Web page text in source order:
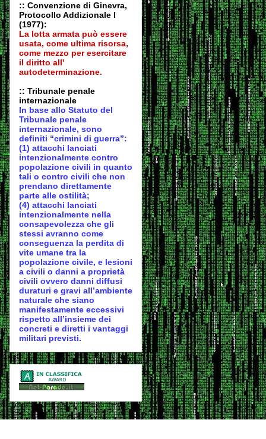
:: Convenzione di Ginevra,
Protocollo Addizionale I
(1977):
La lotta armata può essere
usata, come ultima risorsa,
come mezzo per esercitare
il diritto all'
autodeterminazione.
:: Tribunale penale
internazionale
In base allo Statuto del
Tribunale penale
internazionale, sono
definiti “crimini di guerra”:
(1) attacchi lanciati
intenzionalmente contro
popolazione civili in quanto
tali o contro civili che non
prendano direttamente
parte alle ostilità;
(4) attacchi lanciati
intenzionalmente nella
consapevolezza che gli
stessi avranno come
conseguenza la perdita di
vite umane tra la
popolazione civile, e lesioni
a civili o danni a proprietà
civili ovvero danni diffusi
duraturi e gravi all’ambiente
naturale che siano
manifestamente eccessivi
rispetto all’insieme dei
concreti e diretti i vantaggi
militari previsti.